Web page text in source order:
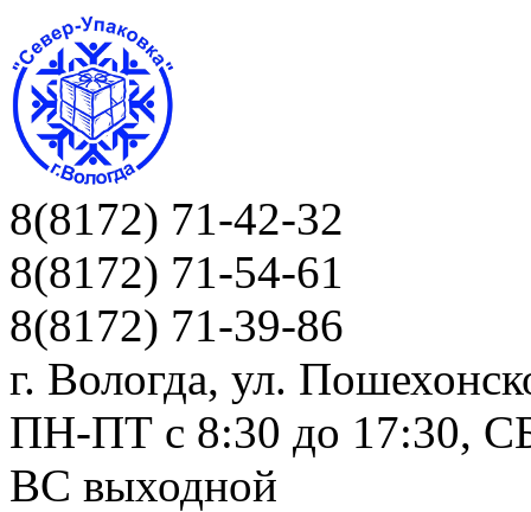
8(8172) 71-42-32
8(8172) 71-54-61
8(8172) 71-39-86
г. Вологда, ул.
ПН-ПТ c 8:30 до 17:30,
ВС выходной